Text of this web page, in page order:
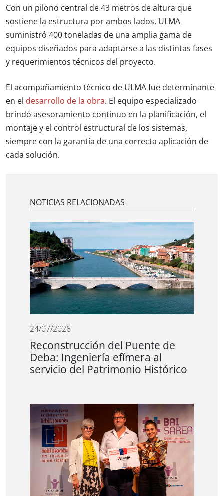
Con un pilono central de 43 metros de altura que
sostiene la estructura por ambos lados, ULMA
suministró 400 toneladas de una amplia gama de
equipos diseñados para adaptarse a las distintas fases
y requerimientos técnicos del proyecto.
El acompañamiento técnico de ULMA fue determinante
en el desarrollo de la obra. El equipo especializado
brindó asesoramiento continuo en la planificación, el
montaje y el control estructural de los sistemas,
siempre con la garantía de una correcta aplicación de
cada solución.
NOTICIAS RELACIONADAS
24/07/2026
Reconstrucción del Puente de
Deba: Ingeniería efímera al
servicio del Patrimonio Histórico